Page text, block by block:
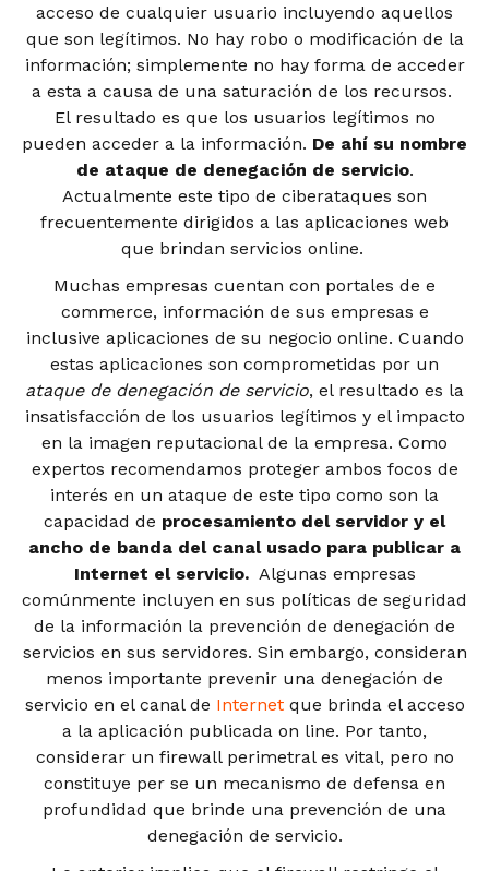
acceso de cualquier usuario incluyendo aquellos
que son legítimos. No hay robo o modificación de la
información; simplemente no hay forma de acceder
a esta a causa de una saturación de los recursos.
El resultado es que los usuarios legítimos no
pueden acceder a la información. De ahí su nombre
de ataque de denegación de servicio.
Actualmente este tipo de ciberataques son
frecuentemente dirigidos a las aplicaciones web
que brindan servicios online.
Muchas empresas cuentan con portales de e
commerce, información de sus empresas e
inclusive aplicaciones de su negocio online. Cuando
estas aplicaciones son comprometidas por un
ataque de denegación de servicio, el resultado es la
insatisfacción de los usuarios legítimos y el impacto
en la imagen reputacional de la empresa. Como
expertos recomendamos proteger ambos focos de
interés en un ataque de este tipo como son la
capacidad de procesamiento del servidor y el
ancho de banda del canal usado para publicar a
Internet el servicio.Algunas empresas
comúnmente incluyen en sus políticas de seguridad
de la información la prevención de denegación de
servicios en sus servidores. Sin embargo, consideran
menos importante prevenir una denegación de
servicio en el canal de Internetque brinda el acceso
a la aplicación publicada on line. Por tanto,
considerar un firewall perimetral es vital, pero no
constituye per se un mecanismo de defensa en
profundidad que brinde una prevención de una
denegación de servicio.